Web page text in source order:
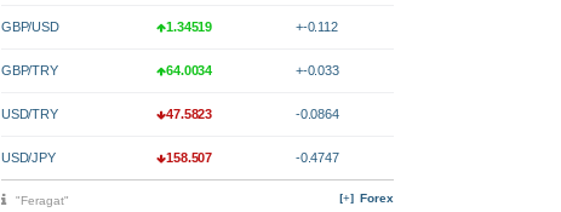
GBP/USD 1.34519 +-0.112
GBP/TRY 64.0034 +-0.033
USD/TRY 47.5823 -0.0864
USD/JPY 158.507 -0.4747
Forex
"Feragat"